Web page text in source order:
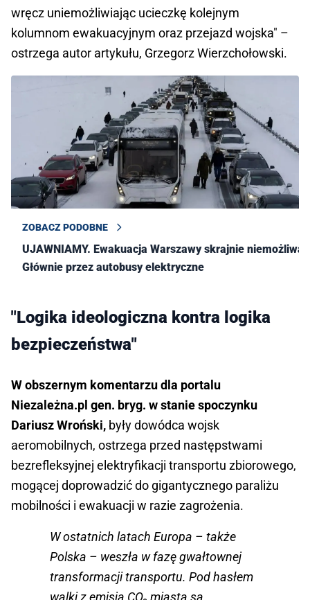
wręcz uniemożliwiając ucieczkę kolejnym
kolumnom ewakuacyjnym oraz przejazd wojska" –
ostrzega autor artykułu, Grzegorz Wierzchołowski.
ZOBACZ PODOBNE
UJAWNIAMY. Ewakuacja Warszawy skrajnie niemożliwa.
Głównie przez autobusy elektryczne
"Logika ideologiczna kontra logika
bezpieczeństwa"
W obszernym komentarzu dla portalu
Niezależna.pl gen. bryg. w stanie spoczynku
Dariusz Wroński, były dowódca wojsk
aeromobilnych, ostrzega przed następstwami
bezrefleksyjnej elektryfikacji transportu zbiorowego,
mogącej doprowadzić do gigantycznego paraliżu
mobilności i ewakuacji w razie zagrożenia.
W ostatnich latach Europa – także
Polska – weszła w fazę gwałtownej
transformacji transportu. Pod hasłem
walki z emisją CO₂ miasta są